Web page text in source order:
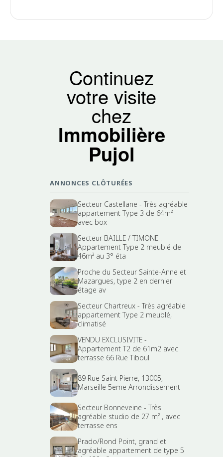
Continuez
votre visite
chez
Immobilière
Pujol
ANNONCES CLÔTURÉES
Secteur Castellane - Très agréable
appartement Type 3 de 64m²
avec box
Secteur BAILLE / TIMONE :
Appartement Type 2 meublé de
46m² au 3° éta
Proche du Secteur Sainte-Anne et
Mazargues, type 2 en dernier
étage av
Secteur Chartreux - Très agréable
appartement Type 2 meublé,
climatisé
VENDU EXCLUSIVITE -
Appartement T2 de 61m2 avec
terrasse 66 Rue Tiboul
89 Rue Saint Pierre, 13005,
Marseille 5eme Arrondissement
Secteur Bonneveine - Très
agréable studio de 27 m² , avec
terrasse ens
Prado/Rond Point, grand et
agréable appartement de type 5